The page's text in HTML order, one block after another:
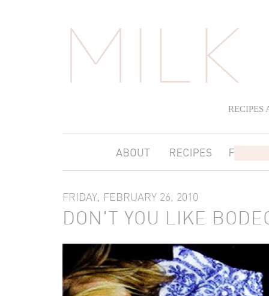
RECIPES
FRIDAY, FEBRUARY 26, 2010
DON'T YOU LIKE